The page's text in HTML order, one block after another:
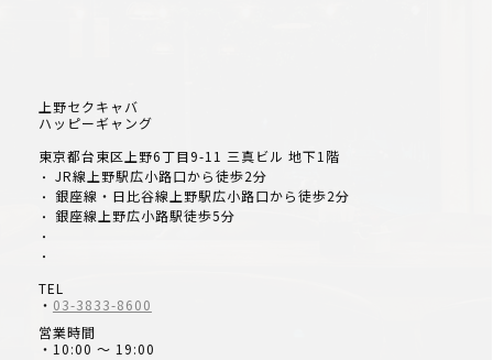
上野セクキャバ
ハッピーギャング
東京都台東区上野6丁目9-11 三真ビル 地下1階
・ JR線上野駅広小路口から徒歩2分
・ 銀座線・日比谷線上野駅広小路口から徒歩2分
・ 銀座線上野広小路駅徒歩5分
・
・
TEL
・ 03-3833-8600
営業時間
・10:00 ～ 19:00